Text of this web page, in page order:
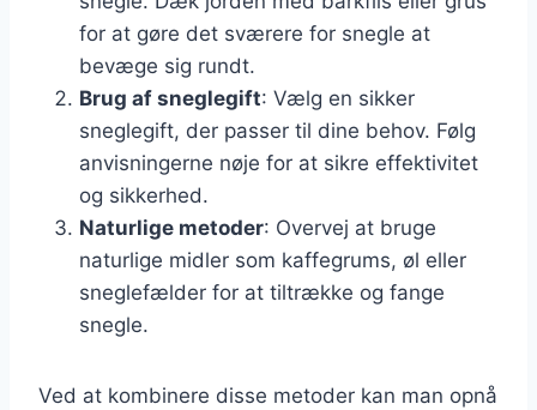
for at gøre det sværere for snegle at
bevæge sig rundt.
Brug af sneglegift: Vælg en sikker
sneglegift, der passer til dine behov. Følg
anvisningerne nøje for at sikre effektivitet
og sikkerhed.
Naturlige metoder: Overvej at bruge
naturlige midler som kaffegrums, øl eller
sneglefælder for at tiltrække og fange
snegle.
Ved at kombinere disse metoder kan man opnå